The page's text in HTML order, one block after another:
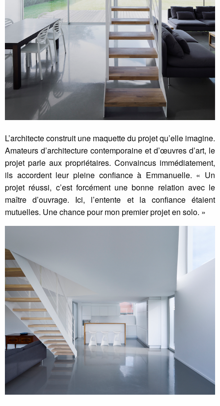
L’architecte construit une maquette du projet qu’elle imagine.
Amateurs d’architecture contemporaine et d’œuvres d’art, le
projet parle aux propriétaires. Convaincus immédiatement,
ils accordent leur pleine confiance à Emmanuelle. « Un
projet réussi, c’est forcément une bonne relation avec le
maître d’ouvrage. Ici, l’entente et la confiance étaient
mutuelles. Une chance pour mon premier projet en solo. »